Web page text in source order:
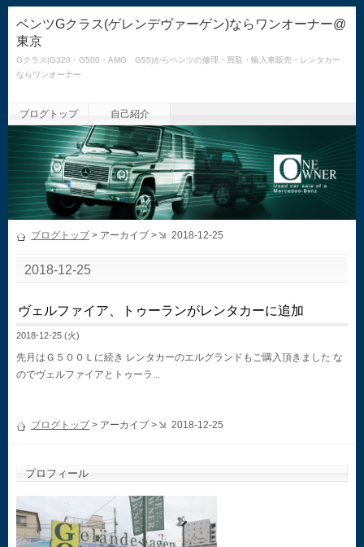
ベンツGクラス(ゲレンデヴァーゲン)ならワンオーナー@
東京
Gクラス(G320・G500・AMG G55)からベンツの修理・買取・輸入車販売・レンタカー
ならワンオーナー
ブログトップ 自己紹介
ブログトップ> アーカイブ > 2018-12-25
2018-12-25
ヴェルファイア、トゥーランがレンタカーに追加
2018-12-25 (火)
先月はＧ５００Ｌに続き レンタカーのエルグランドもご購入頂きました な
のでヴェルファイアとトゥーラ...
ブログトップ> アーカイブ > 2018-12-25
プロフィール